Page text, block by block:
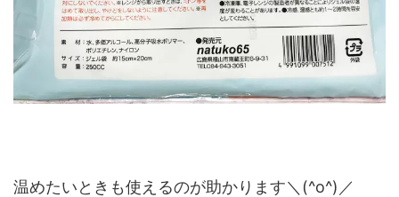
温めたいときも使えるのが助かります＼(^o^)／